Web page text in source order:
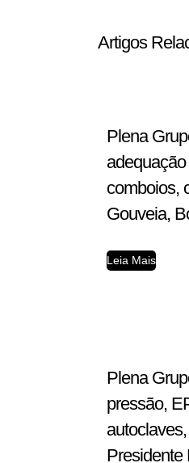
Artigos
Plena
comboios,
Gouveia,
Leia Mais
Plena
pressão,
Presidente